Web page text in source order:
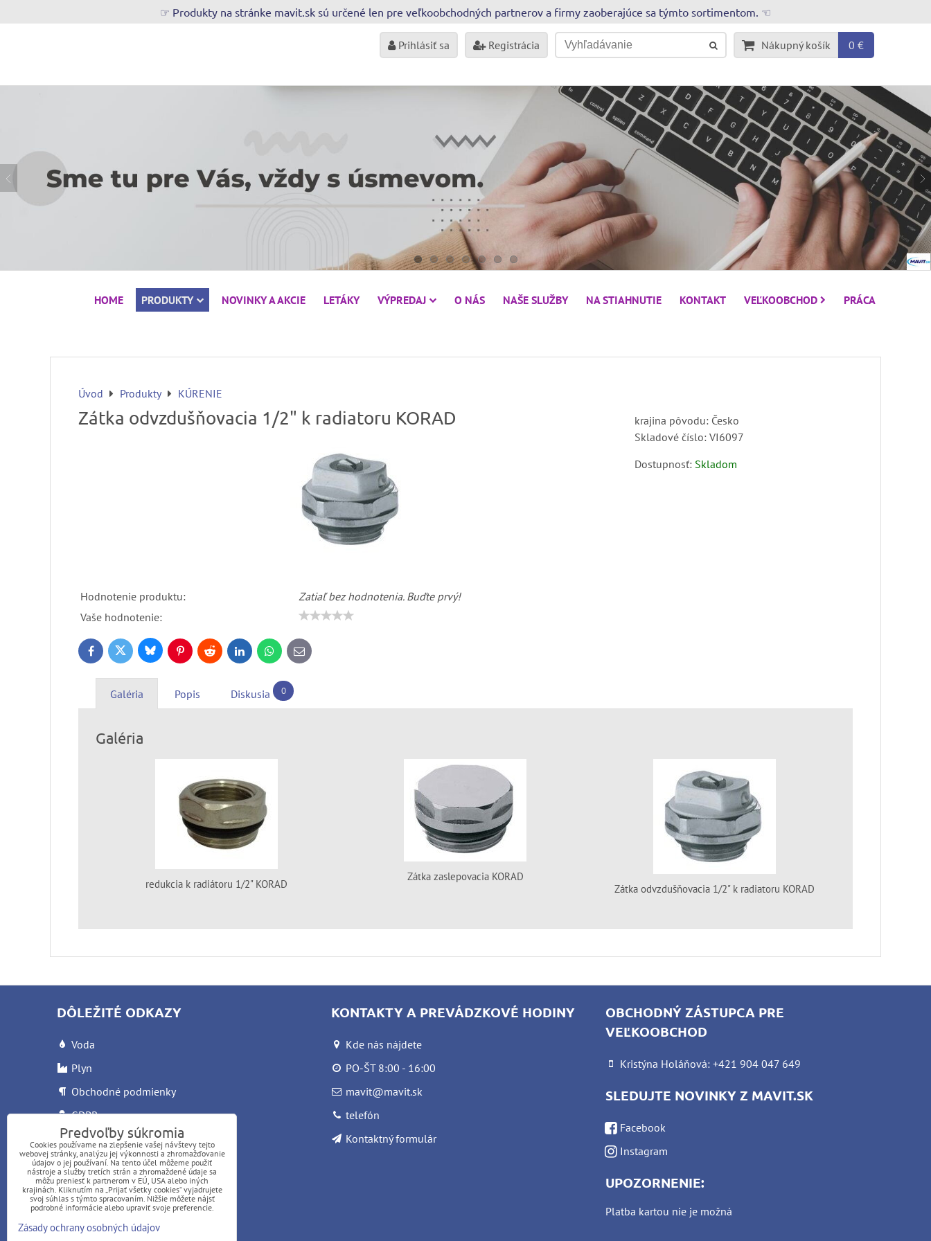
☞ Produkty na stránke mavit.sk sú určené len pre veľkoobchodných partnerov a firmy zaoberajúce sa týmto sortimentom. ☜
Prihlásiť sa Registrácia Nákupný košík 0 €
HOME PRODUKTY NOVINKY A AKCIE LETÁKY VÝPREDAJ O NÁS NAŠE SLUŽBY NA STIAHNUTIE KONTAKT VEĽKOOBCHOD PRÁCA
Úvod Produkty KÚRENIE
Zátka odvzdušňovacia 1/2" k radiatoru KORAD
Hodnotenie produktu:
Zatiaľ bez hodnotenia. Buďte prvý!
Vaše hodnotenie:
krajina pôvodu: Česko
Skladové číslo: VI6097
Dostupnosť: Skladom
FacebookTwitter BlueskyPinterestReddit LinkedInWhatsApp
E-
mail
Galéria Popis Diskusia 0
Galéria
redukcia k radiátoru 1/2" KORAD
Zátka zaslepovacia KORAD
Zátka odvzdušňovacia 1/2" k radiatoru KORAD
DÔLEŽITÉ ODKAZY
Voda
Plyn
Obchodné podmienky
GDPR
Reklamačný list
Letáky
KONTAKTY A PREVÁDZKOVÉ HODINY
Kde nás nájdete
PO-ŠT 8:00 - 16:00
mavit@mavit.sk
telefón
Kontaktný formulár
OBCHODNÝ ZÁSTUPCA PRE
VEĽKOOBCHOD
Kristýna Holáňová: +421 904 047 649
SLEDUJTE NOVINKY Z MAVIT.SK
Facebook
Instagram
UPOZORNENIE:
Platba kartou nie je možná
Predvoľby súkromia
Cookies používame na zlepšenie vašej návštevy tejto
webovej stránky, analýzu jej výkonnosti a zhromažďovanie
údajov o jej používaní. Na tento účel môžeme použiť
nástroje a služby tretích strán a zhromaždené údaje sa
môžu preniesť k partnerom v EÚ, USA alebo iných
krajinách. Kliknutím na „Prijať všetky cookies“ vyjadrujete
svoj súhlas s týmto spracovaním. Nižšie môžete nájsť
podrobné informácie alebo upraviť svoje preferencie.
Zásady ochrany osobných údajov